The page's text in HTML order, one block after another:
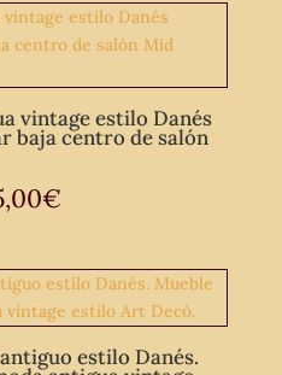
vintage estilo Danés
baja centro de salón
€
estilo Danés.